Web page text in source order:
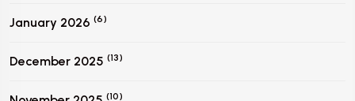
January 2026 (6)
December 2025 (13)
(10)